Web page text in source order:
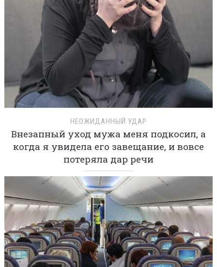
НЕОЖИДАННЫЙ УДАР
Внезапный уход мужа меня подкосил, а
когда я увидела его завещание, и вовсе
потеряла дар речи